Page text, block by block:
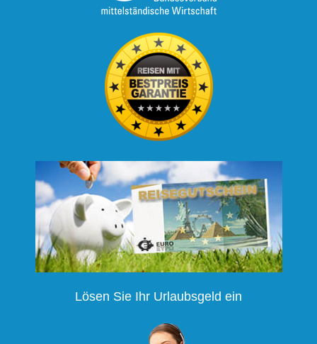
Lösen Sie Ihr Urlaubsgeld ein